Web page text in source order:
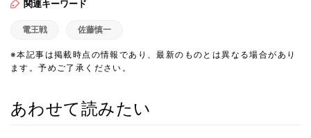
関連キーワード
電王戦 佐藤慎一
※本記事は掲載時点の情報であり、最新のものとは異なる場合があり
ます。予めご了承ください。
あわせて読みたい